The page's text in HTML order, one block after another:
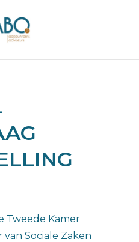
Tweede Kamer
Sociale Zaken